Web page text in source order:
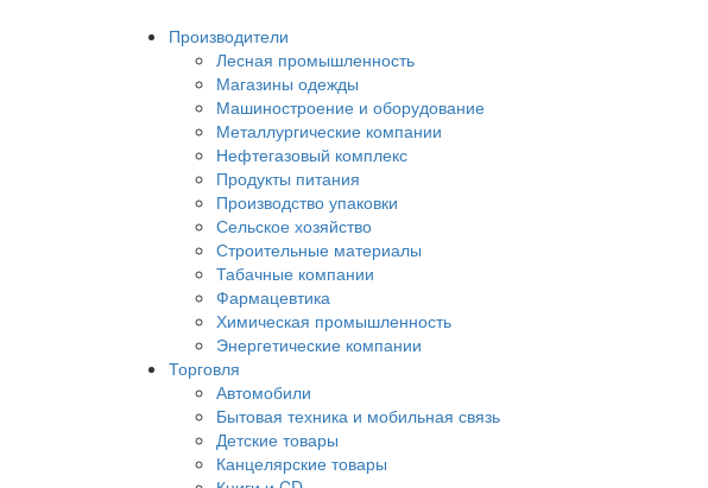
Производители
Лесная промышленность
Магазины одежды
Машиностроение и оборудование
Металлургические компании
Нефтегазовый комплекс
Продукты питания
Производство упаковки
Сельское хозяйство
Строительные материалы
Табачные компании
Фармацевтика
Химическая промышленность
Энергетические компании
Торговля
Автомобили
Бытовая техника и мобильная связь
Детские товары
Канцелярские товары